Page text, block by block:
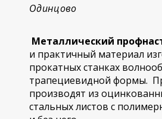
Одинцово
Металлический
и практичный материал
прокатных станках
трапециевидной формы.
производят из
стальных листов с